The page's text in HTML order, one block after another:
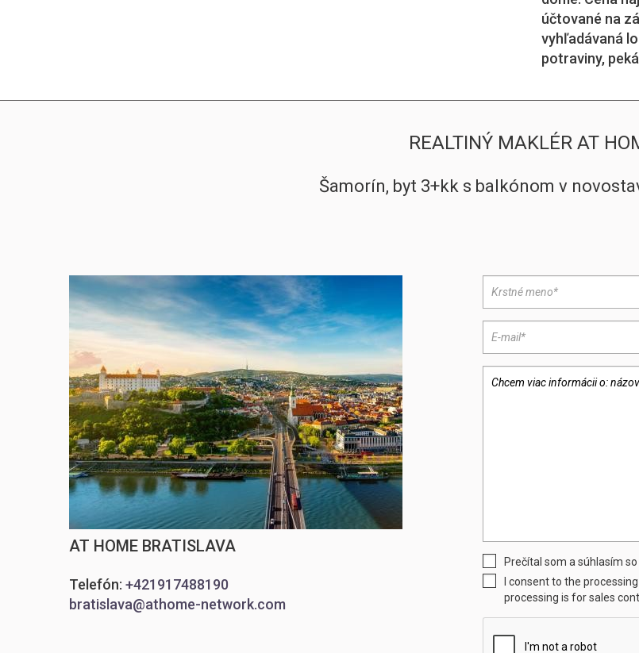
účtované na
vyhľadávaná
potraviny,
REALTINÝ MAKLÉR AT
Šamorín, byt 3+kk s balkónom v
AT HOME BRATISLAVA
Telefón: +421917488190
bratislava@athome-network.com
Prečítal som a súhlasím
I consent to the
processing is for sales